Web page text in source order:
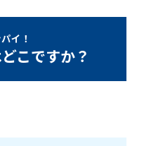
イ！
こですか？